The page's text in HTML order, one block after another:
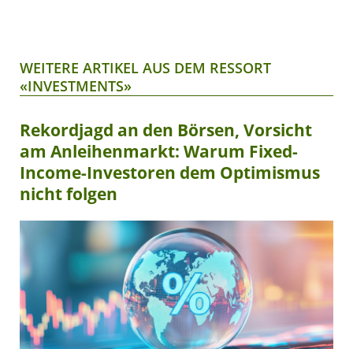
WEITERE ARTIKEL AUS DEM RESSORT
«INVESTMENTS»
Rekordjagd an den Börsen, Vorsicht
am Anleihenmarkt: Warum Fixed-
Income-Investoren dem Optimismus
nicht folgen